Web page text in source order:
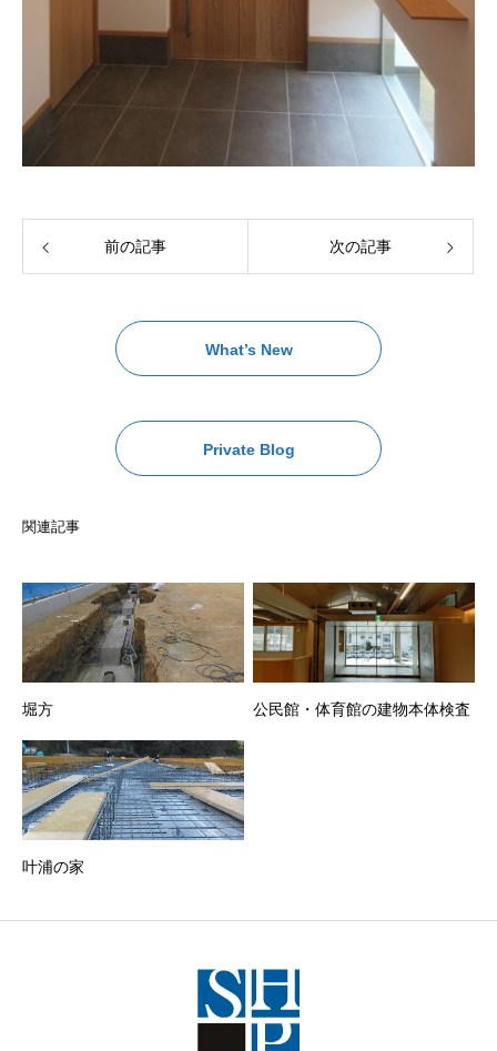
前の記事 次の記事
What’s New
Private Blog
関連記事
堀方 公民館・体育館の建物本体検査
叶浦の家